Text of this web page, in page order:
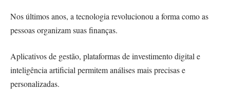
Nos últimos anos, a tecnologia revolucionou a forma como as
pessoas organizam suas finanças.
Aplicativos de gestão, plataformas de investimento digital e
inteligência artificial permitem análises mais precisas e
personalizadas.